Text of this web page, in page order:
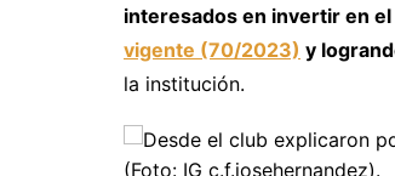
interesados en invertir en
vigente (70/2023) y
la institución.